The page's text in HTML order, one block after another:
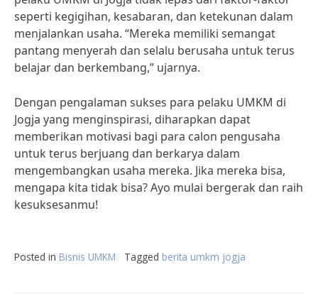
seperti kegigihan, kesabaran, dan ketekunan dalam
menjalankan usaha. “Mereka memiliki semangat
pantang menyerah dan selalu berusaha untuk terus
belajar dan berkembang,” ujarnya.
Dengan pengalaman sukses para pelaku UMKM di
Jogja yang menginspirasi, diharapkan dapat
memberikan motivasi bagi para calon pengusaha
untuk terus berjuang dan berkarya dalam
mengembangkan usaha mereka. Jika mereka bisa,
mengapa kita tidak bisa? Ayo mulai bergerak dan raih
kesuksesanmu!
Posted in Bisnis UMKM Tagged berita umkm jogja